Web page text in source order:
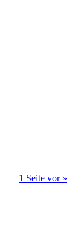
1 Seite vor »